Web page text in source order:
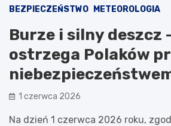
BEZPIECZEŃSTWO METEOROLOGIA
Burze i silny deszcz
ostrzega Polaków
1 czerwca 2026
Na dzień 1 czerwca 2026 roku,